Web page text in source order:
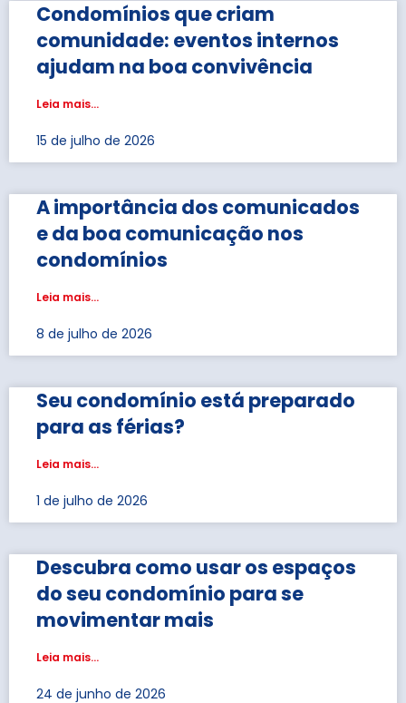
Condomínios que criam
comunidade: eventos internos
ajudam na boa convivência
Leia mais...
15 de julho de 2026
A importância dos comunicados
e da boa comunicação nos
condomínios
Leia mais...
8 de julho de 2026
Seu condomínio está preparado
para as férias?
Leia mais...
1 de julho de 2026
Descubra como usar os espaços
do seu condomínio para se
movimentar mais
Leia mais...
24 de junho de 2026